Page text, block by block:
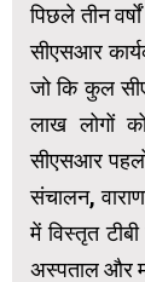
पिछले तीन
सीएसआर
जो कि कुल
लाख लोगों
सीएसआर
संचालन,
में विस्तृत
अस्पताल और